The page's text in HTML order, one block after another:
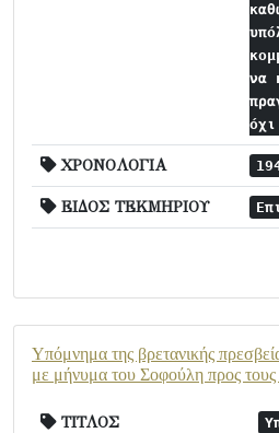
να
ΧΡΟΝΟΛΟΓΙΑ
ΕΙΔΟΣ ΤΕΚΜΗΡΙΟΥ
Υπόμνημα της βρετανικής
με μήνυμα του Σοφούλη προς τους
ΤΙΤΛΟΣ